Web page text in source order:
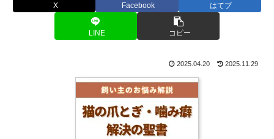
X Facebook はてブ
LINE コピー
2025.04.20 2025.11.29